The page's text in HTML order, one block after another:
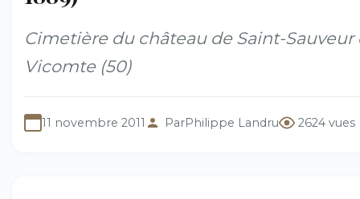
Cimetière du château de Saint-Sauveur
Vicomte (50)
11 novembre 2011 ParPhilippe Landru 2624 vues